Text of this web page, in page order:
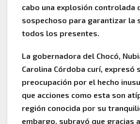
cabo una explosión controlada
sospechoso para garantizar la
todos los presentes.
La gobernadora del Chocó,
Carolina Córdoba curí, expresó
preocupación por el hecho
que acciones como esta son
región conocida por su
embargo, subrayó que gracias